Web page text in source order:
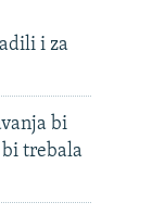
i za
bi
trebala